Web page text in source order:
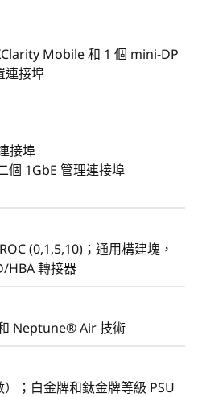
礎架構管理。AI 驅動預
失效和 GPU 工作負荷，
停機時間。
AI 工作負荷而打造，同時
加速創新。固態硬碟預測
機時間，同時透過鎖定面
，簡化存取並保護基礎架
構。
Mobile 和 1 個 mini-DP
連接埠
接埠
個 1GbE 管理連接埠
(0,1,5,10)；通用構建塊，
HBA 轉接器
Neptune® Air 技術
；白金牌和鈦金牌等級 PSU